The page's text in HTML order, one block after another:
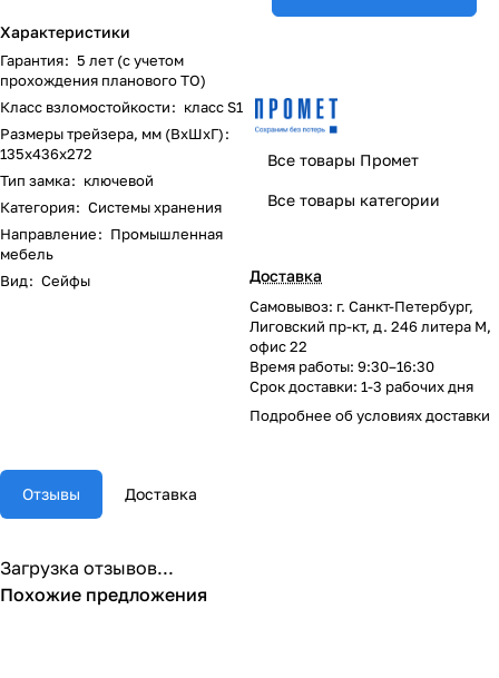
Характеристики
Гарантия: 5 лет (с учетом
прохождения планового ТО)
Класс взломостойкости: класс S1
Размеры трейзера, мм (ВхШхГ):
135x436x272
Тип замка: ключевой
Категория: Системы хранения
Направление: Промышленная
мебель
Вид: Сейфы
Все товары Промет
Все товары категории
Доставка
Самовывоз: г. Санкт-Петербург,
Лиговский пр-кт, д. 246 литера М,
офис 22
Время работы: 9:30–16:30
Срок доставки: 1-3 рабочих дня
Подробнее обусловиях доставки
Отзывы Доставка
Загрузка отзывов...
Похожие предложения